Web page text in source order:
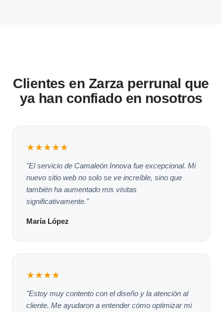
Clientes en Zarza perrunal que
ya han confiado en nosotros
★★★★★
"El servicio de Camaleón Innova fue excepcional. Mi
nuevo sitio web no solo se ve increíble, sino que
también ha aumentado mis visitas
significativamente."
María López
★★★★
"Estoy muy contento con el diseño y la atención al
cliente. Me ayudaron a entender cómo optimizar mi